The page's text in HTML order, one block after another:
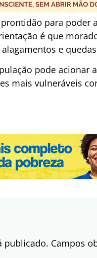
para
é que
e
pode acionar a
mais vulneráveis
publicado. Campos